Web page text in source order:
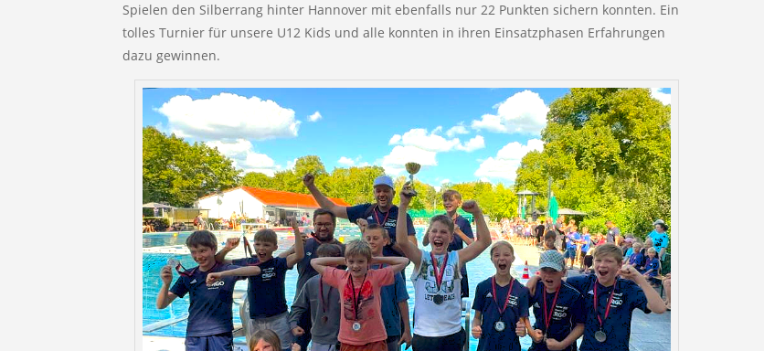
Spielen den Silberrang hinter Hannover mit ebenfalls nur 22 Punkten sichern konnten. Ein
tolles Turnier für unsere U12 Kids und alle konnten in ihren Einsatzphasen Erfahrungen
dazu gewinnen.